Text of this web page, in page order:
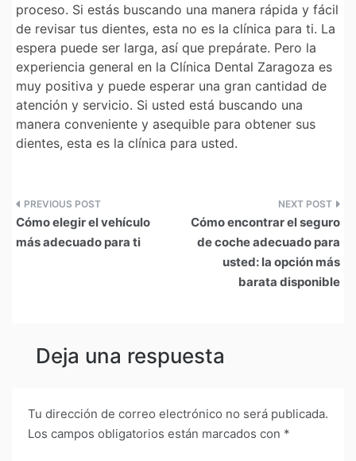
proceso. Si estás buscando una manera rápida y fácil
de revisar tus dientes, esta no es la clínica para ti. La
espera puede ser larga, así que prepárate. Pero la
experiencia general en la Clínica Dental Zaragoza es
muy positiva y puede esperar una gran cantidad de
atención y servicio. Si usted está buscando una
manera conveniente y asequible para obtener sus
dientes, esta es la clínica para usted.
Navegación
de
Cómo elegir el vehículo
más adecuado para ti
Cómo encontrar el seguro
de coche adecuado para
usted: la opción más
barata disponible
Deja una respuesta
Tu dirección de correo electrónico no será publicada.
Los campos obligatorios están marcados con *